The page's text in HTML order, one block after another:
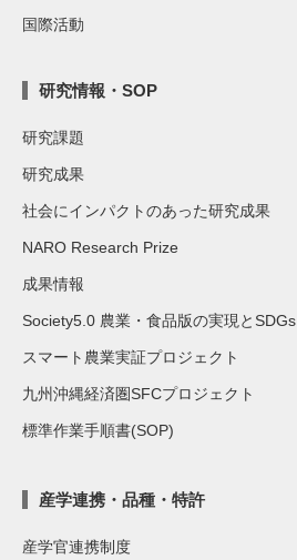
国際活動
研究情報・SOP
研究課題
研究成果
社会にインパクトのあった研究成果
NARO Research Prize
成果情報
Society5.0 農業・食品版の実現とSDGs
スマート農業実証プロジェクト
九州沖縄経済圏SFCプロジェクト
標準作業手順書(SOP)
産学連携・品種・特許
産学官連携制度